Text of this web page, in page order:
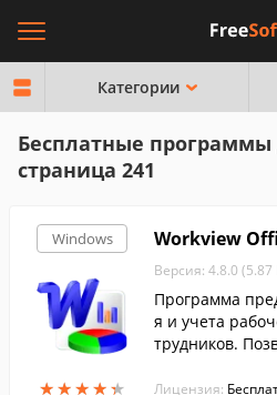
Категории
Бесплатные программы
страница 241
Windows
★★★★★
★★★★★
Workview
Версия: 4.8.0
Программа
я и учета
трудников.
терами,
Лицензия: